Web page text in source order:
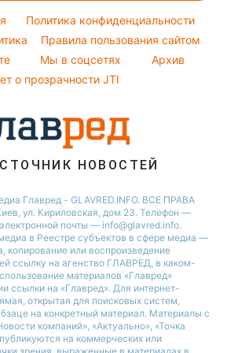
Политика конфиденциальности
Правила пользования сайтом
Мы в соцсетях
Архив
о прозрачности JTI
НОВОСТЕЙ
Главред - GLAVRED.INFO. ВСЕ ПРАВА
ул. Кириловская, дом 23. Телефон —
почты — info@glavred.info.
в Реестре cубъектов в сфере медиа —
копирование или воспроизведение
ссылку на агенство ГЛАВРЕД, в каком-
материалов «Главред»
ссылки на «Главред». Для интернет-
открытая для поисковых систем,
на конкретный материал. Материалы с
компаний», «Актуально», «Точка
на коммерческих или